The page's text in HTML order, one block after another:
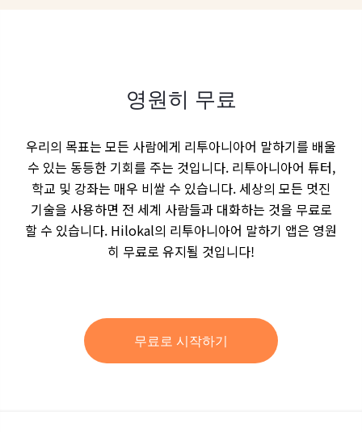
영원히 무료
우리의 목표는 모든 사람에게 리투아니아어 말하기를 배울
수 있는 동등한 기회를 주는 것입니다. 리투아니아어 튜터,
학교 및 강좌는 매우 비쌀 수 있습니다. 세상의 모든 멋진
기술을 사용하면 전 세계 사람들과 대화하는 것을 무료로
할 수 있습니다. Hilokal의 리투아니아어 말하기 앱은 영원
히 무료로 유지될 것입니다!
무료로 시작하기